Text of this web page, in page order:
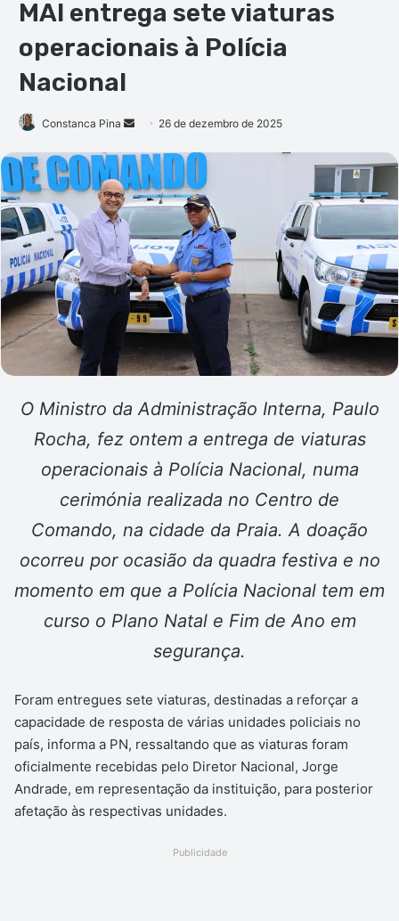
MAI entrega sete viaturas
operacionais à Polícia
Nacional
Constanca Pina
Mande
e-
mail
26 de dezembro de 2025
O Ministro da Administração Interna, Paulo
Rocha, fez ontem a entrega de viaturas
operacionais à Polícia Nacional, numa
cerimónia realizada no Centro de
Comando, na cidade da Praia. A doação
ocorreu por ocasião da quadra festiva e no
momento em que a Polícia Nacional tem em
curso o Plano Natal e Fim de Ano em
segurança.
Foram entregues sete viaturas, destinadas a reforçar a
capacidade de resposta de várias unidades policiais no
país, informa a PN, ressaltando que as viaturas foram
oficialmente recebidas pelo Diretor Nacional, Jorge
Andrade, em representação da instituição, para posterior
afetação às respectivas unidades.
Publicidade